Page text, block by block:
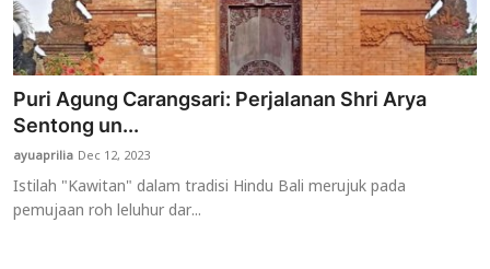
Puri Agung Carangsari: Perjalanan Shri Arya
Sentong un...
ayuaprilia Dec 12, 2023
Istilah "Kawitan" dalam tradisi Hindu Bali merujuk pada
pemujaan roh leluhur dar...